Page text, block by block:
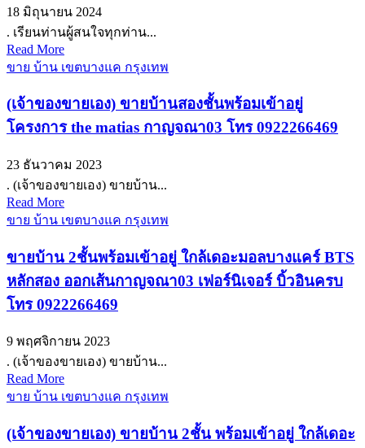
18 มิถุนายน 2024
. เรียนท่านผู้สนใจทุกท่าน...
Read More
ขาย บ้าน เขตบางแค กรุงเทพ
(เจ้าของขายเอง) ขายบ้านสองชั้นพร้อมเข้าอยู่
โครงการ the matias กาญจณา03 โทร 0922266469
23 ธันวาคม 2023
. (เจ้าของขายเอง) ขายบ้าน...
Read More
ขาย บ้าน เขตบางแค กรุงเทพ
ขายบ้าน 2ชั้นพร้อมเข้าอยู่ ใกล้เดอะมอลบางแคร์ BTS
หลักสอง ออกเส้นกาญจณา03 เฟอร์นิเจอร์ บิ้วอินครบ
โทร 0922266469
9 พฤศจิกายน 2023
. (เจ้าของขายเอง) ขายบ้าน...
Read More
ขาย บ้าน เขตบางแค กรุงเทพ
(เจ้าของขายเอง) ขายบ้าน 2ชั้น พร้อมเข้าอยู่ ใกล้เดอะ